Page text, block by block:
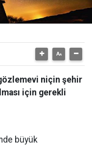
niçin şehir
için gerekli
büyük